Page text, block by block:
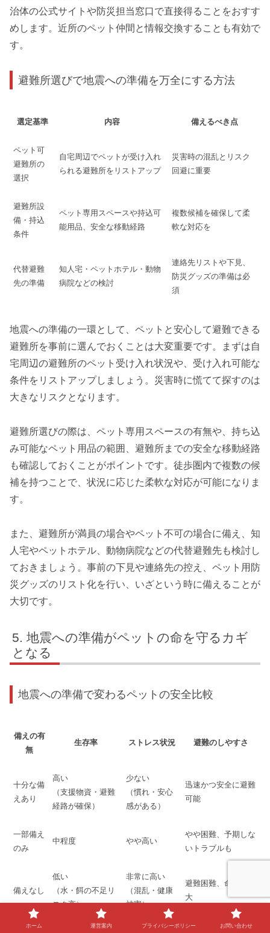
治体の公式サイトや防災担当窓口で直接得ることをおすす
めします。近所のペット仲間と情報交換することも有効で
す。
避難所選びで地震への準備を万全にする方法
選定基準 内容 備えるべき点
ペット可
避難所の
選択
自宅周辺でペットが受け入れ
られる避難所をリストアップ
災害時の混乱とリスク
回避に重要
避難所設
備・持込
条件
ペット専用スペースや持込可
能用品、安全な移動経路
複数候補を確保して柔
軟な対応を
代替避難
先の準備
知人宅・ペットホテル・動物
病院などの検討
連絡先リストや下見、
防災グッズの準備は必
須
地震への準備の一環として、ペットと安心して避難できる
避難所を事前に選んでおくことは大変重要です。まずは自
宅周辺の避難所のペット受け入れ状況や、受け入れ可能な
条件をリストアップしましょう。災害時に慌てて探すのは
大きなリスクとなります。
避難所選びの際は、ペット専用スペースの有無や、持ち込
み可能なペット用品の範囲、避難所までの安全な移動経路
も確認しておくことがポイントです。徒歩圏内で複数の候
補を持つことで、状況に応じた柔軟な対応が可能になりま
す。
また、避難所が満員の場合やペット不可の場合に備え、知
人宅やペットホテル、動物病院などの代替避難先も検討し
ておきましょう。事前の下見や連絡先の控え、ペット用防
災グッズのリスト化を行い、いざという時に備えることが
大切です。
地震への準備がペットの命を守るカギ
となる
地震への準備で変わるペットの安全比較
備えの有
無
生存率 ストレス状況 避難のしやすさ
十分な備
えあり
高い
（支援物資・避難
経路が確保）
少ない
（慣れ・安心
感がある）
迅速かつ安全に避難
可能
一部備え
のみ
中程度 やや高い
やや困難、予期しな
いトラブルも
備えなし
低い
（水・餌の不足リ
スク高）
非常に高い
（混乱・健康
被害）
避難困難、命の危険
大
ホーム 運営案内 プライバシーポリシー お問い合わせ